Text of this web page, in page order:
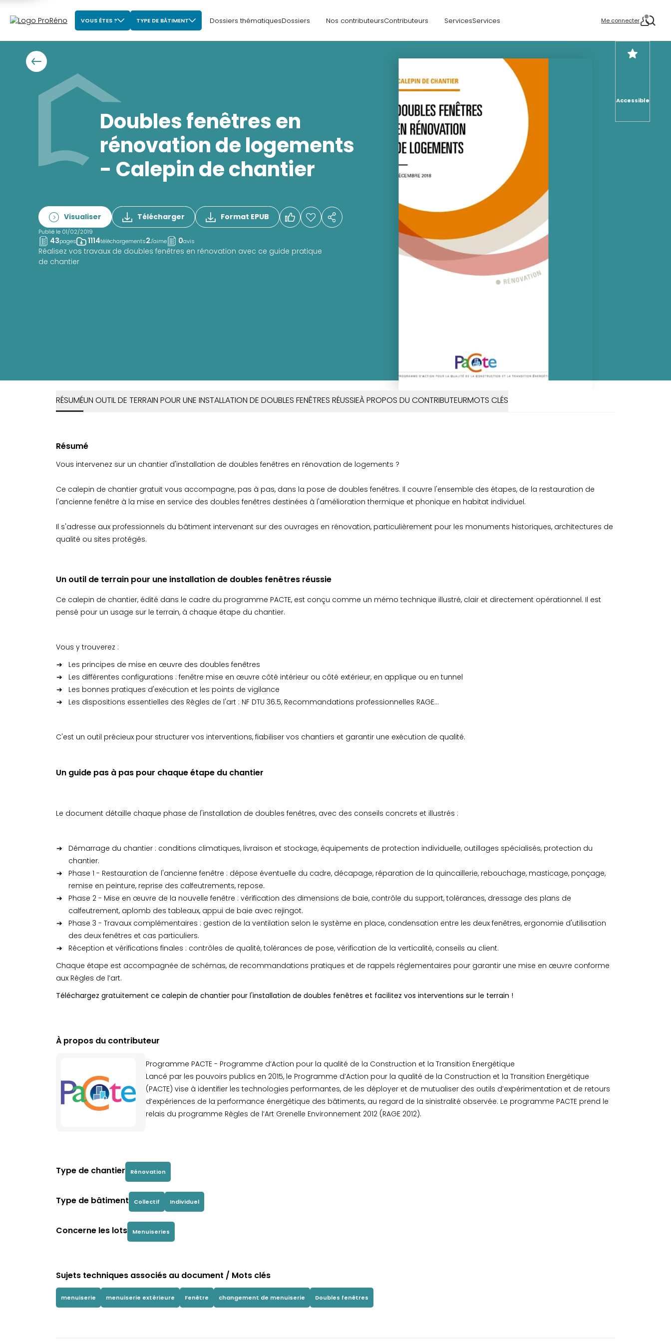
VOUS ÊTES ? TYPE DE BÂTIMENT Dossiers thématiquesDossiers Nos contributeursContributeurs ServicesServices Me connecter
Accessible
Doubles fenêtres en
rénovation de logements
- Calepin de chantier
Visualiser Télécharger Format EPUB
Publié le 01/02/2019
43pages 1114téléchargements2J'aime 0avis
Réalisez vos travaux de doubles fenêtres en rénovation avec ce guide pratique
de chantier
RÉSUMÉUN OUTIL DE TERRAIN POUR UNE INSTALLATION DE DOUBLES FENÊTRES RÉUSSIEÀ PROPOS DU CONTRIBUTEURMOTS CLÉS
Résumé
Vous intervenez sur un chantier d'installation de doubles fenêtres en rénovation de logements ?
Ce calepin de chantier gratuit vous accompagne, pas à pas, dans la pose de doubles fenêtres. Il couvre l'ensemble des étapes, de la restauration de
l'ancienne fenêtre à la mise en service des doubles fenêtres destinées à l'amélioration thermique et phonique en habitat individuel.
Il s'adresse aux professionnels du bâtiment intervenant sur des ouvrages en rénovation, particulièrement pour les monuments historiques, architectures de
qualité ou sites protégés.
Un outil de terrain pour une installation de doubles fenêtres réussie
Ce calepin de chantier, édité dans le cadre du programme PACTE, est conçu comme un mémo technique illustré, clair et directement opérationnel. Il est
pensé pour un usage sur le terrain, à chaque étape du chantier.
Vous y trouverez :
Les principes de mise en œuvre des doubles fenêtres
Les différentes configurations : fenêtre mise en œuvre côté intérieur ou côté extérieur, en applique ou en tunnel
Les bonnes pratiques d'exécution et les points de vigilance
Les dispositions essentielles des Règles de l'art : NF DTU 36.5, Recommandations professionnelles RAGE...
C'est un outil précieux pour structurer vos interventions, fiabiliser vos chantiers et garantir une exécution de qualité.
Un guide pas à pas pour chaque étape du chantier
Le document détaille chaque phase de l'installation de doubles fenêtres, avec des conseils concrets et illustrés :
Démarrage du chantier : conditions climatiques, livraison et stockage, équipements de protection individuelle, outillages spécialisés, protection du
chantier.
Phase 1 - Restauration de l'ancienne fenêtre : dépose éventuelle du cadre, décapage, réparation de la quincaillerie, rebouchage, masticage, ponçage,
remise en peinture, reprise des calfeutrements, repose.
Phase 2 - Mise en œuvre de la nouvelle fenêtre : vérification des dimensions de baie, contrôle du support, tolérances, dressage des plans de
calfeutrement, aplomb des tableaux, appui de baie avec rejingot.
Phase 3 - Travaux complémentaires : gestion de la ventilation selon le système en place, condensation entre les deux fenêtres, ergonomie d'utilisation
des deux fenêtres et cas particuliers.
Réception et vérifications finales : contrôles de qualité, tolérances de pose, vérification de la verticalité, conseils au client.
Chaque étape est accompagnée de schémas, de recommandations pratiques et de rappels réglementaires pour garantir une mise en œuvre conforme
aux Règles de l’art.
Téléchargez gratuitement ce calepin de chantier pour l'installation de doubles fenêtres et facilitez vos interventions sur le terrain !
À propos du contributeur
Programme PACTE - Programme d’Action pour la qualité de la Construction et la Transition Energétique
Lancé par les pouvoirs publics en 2015, le Programme d’Action pour la qualité de la Construction et la Transition Energétique
(PACTE) vise à identifier les technologies performantes, de les déployer et de mutualiser des outils d’expérimentation et de retours
d’expériences de la performance énergétique des bâtiments, au regard de la sinistralité observée. Le programme PACTE prend le
relais du programme Règles de l’Art Grenelle Environnement 2012 (RAGE 2012).
Type de chantier Rénovation
Type de bâtiment Collectif Individuel
Concerne les lots Menuiseries
Sujets techniques associés au document / Mots clés
menuiserie menuiserie extérieure Fenêtre changement de menuiserie Doubles fenêtres